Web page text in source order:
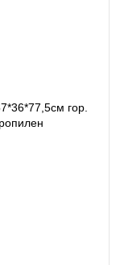
гор.